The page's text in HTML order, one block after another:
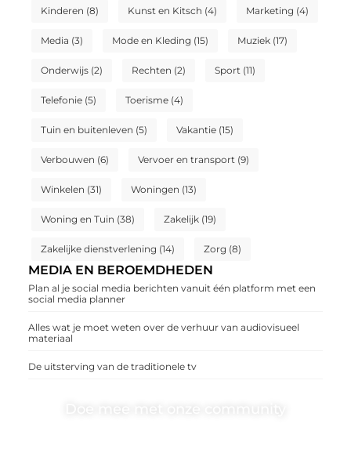
Kinderen (8) Kunst en Kitsch (4) Marketing (4)
Media (3) Mode en Kleding (15) Muziek(17)
Onderwijs(2) Rechten (2) Sport(11)
Telefonie(5) Toerisme(4)
Tuin en buitenleven (5) Vakantie(15)
Verbouwen (6) Vervoer en transport(9)
Winkelen (31) Woningen (13)
Woning en Tuin (38) Zakelijk(19)
Zakelijke dienstverlening (14) Zorg (8)
MEDIA EN BEROEMDHEDEN
Plan al je social media berichten vanuit één platform met een
social media planner
Alles wat je moet weten over de verhuur van audiovisueel
materiaal
De uitsterving van de traditionele tv